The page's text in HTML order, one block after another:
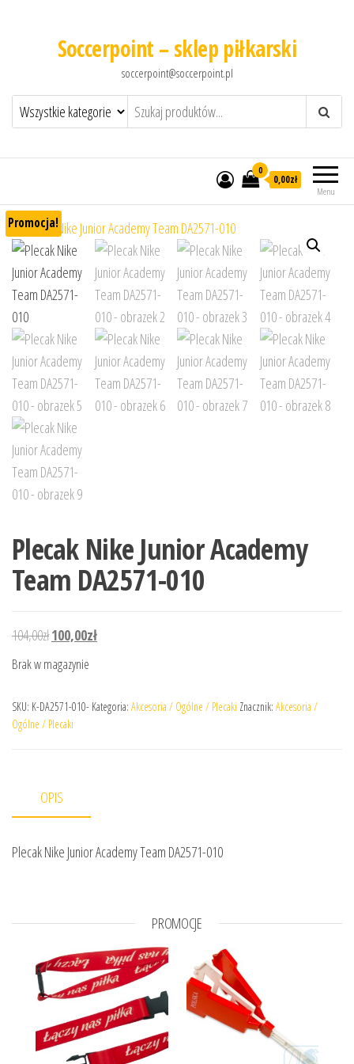
Soccerpoint – sklep piłkarski
soccerpoint@soccerpoint.pl
Menu
0
0,00zł
Promocja!
Plecak Nike Junior Academy
Team DA2571-010
104,00złPierwotna cena wynosiła: 104,00zł.
100,00złAktualna cena wynosi: 100,00zł.
Brak w magazynie
SKU: K-DA2571-010- Kategoria: Akcesoria / Ogólne / Plecaki Znacznik: Akcesoria /
Ogólne / Plecaki
OPIS
Plecak Nike Junior Academy Team DA2571-010
PROMOCJE